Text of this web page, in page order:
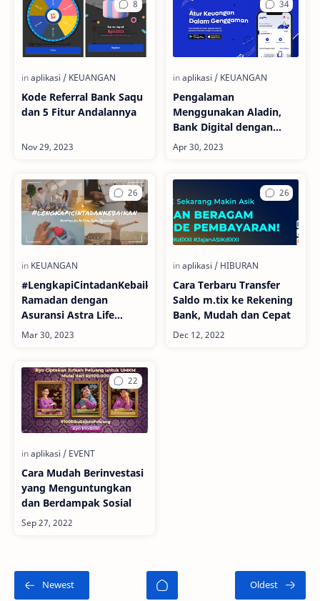
Kode Referral Bank Saqu
dan 5 Fitur Andalannya
Pengalaman
Menggunakan Aladin,
Bank Digital dengan
Konsep Syariah
#LengkapiCintadanKebaikan
Ramadan dengan
Asuransi Astra Life
Syariah
Cara Terbaru Transfer
Saldo m.tix ke Rekening
Bank, Mudah dan Cepat
Cara Mudah Berinvestasi
yang Menguntungkan
dan Berdampak Sosial